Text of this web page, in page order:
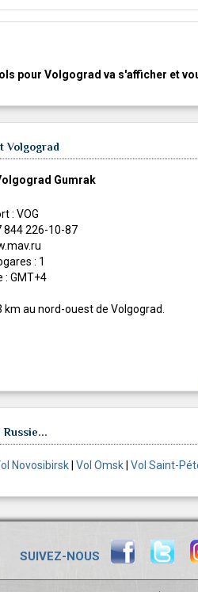
pour Volgograd va s'afficher et
Volgograd
Gumrak
: VOG
844 226-10-87
: 1
: GMT+4
km au nord-ouest de Volgograd.
Novosibirsk Vol Omsk Vol Saint-
SUIVEZ-NOUS